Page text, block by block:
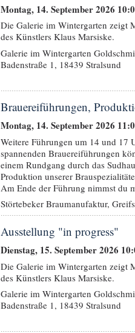
Montag, 14. September 2026
Die Galerie im Wintergarten zeigt
des Künstlers Klaus Marsiske.
Galerie im Wintergarten
Badenstraße 1, 18439 Stralsund
Brauereiführungen,
Montag, 14. September 2026
Weitere Führungen um 14 und 17
spannenden Brauereiführungen
einem Rundgang durch das
Produktion unserer
Am Ende der Führung nimmst du
Störtebeker Braumanufaktur,
Ausstellung "in progress"
Dienstag, 15. September 2026
Die Galerie im Wintergarten zeigt
des Künstlers Klaus Marsiske.
Galerie im Wintergarten
Badenstraße 1, 18439 Stralsund